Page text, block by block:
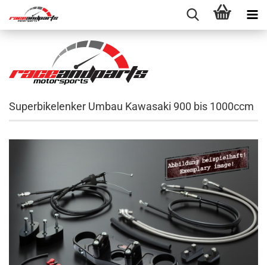
Superbikelenker Umbau Kawasaki 900 bis 1000ccm